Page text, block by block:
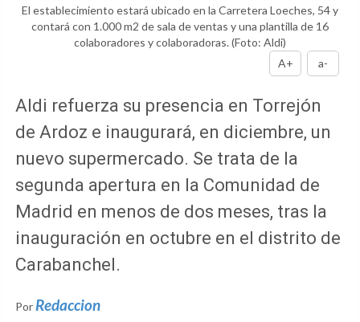
El establecimiento estará ubicado en la Carretera Loeches, 54 y
contará con 1.000 m2 de sala de ventas y una plantilla de 16
colaboradores y colaboradoras.(Foto: Aldi)
A+
a-
Aldi refuerza su presencia en Torrejón
de Ardoz e inaugurará, en diciembre, un
nuevo supermercado. Se trata de la
segunda apertura en la Comunidad de
Madrid en menos de dos meses, tras la
inauguración en octubre en el distrito de
Carabanchel.
Por Redaccion